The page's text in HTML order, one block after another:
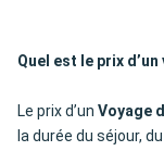
Quel est le prix
Le prix d’un Voyage
la durée du séjour,